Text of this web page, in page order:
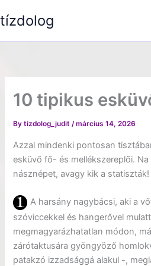
to
tízdolog
10 tipikus
Bytizdolog_judit/március 14, 2026
Azzal mindenki pontosan
esküvő fő- és mellékszereplői.
násznépet, avagy kik a statiszták!
A harsány nagybácsi, aki a
szóviccekkel és hangerővel
megmagyarázhatatlan módon,
zárótaktusára gyöngyöző
patakzó izzadsággá alakul -,